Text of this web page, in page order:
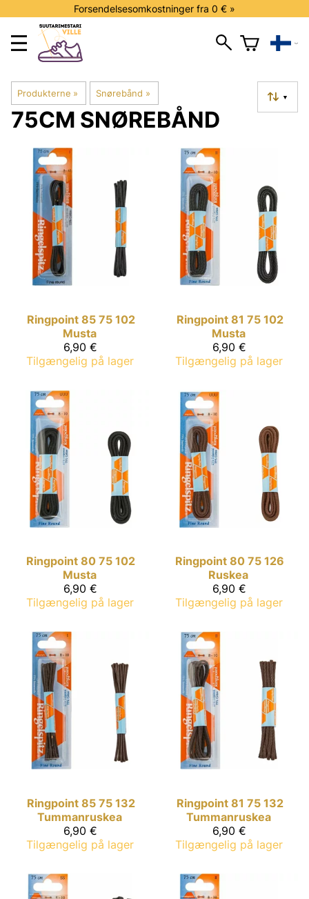
Forsendelsesomkostninger fra 0 € »
Produkterne ‪» Snørebånd ‪» ▼
75CM SNØREBÅND
Ringpoint 85 75 102
Musta
6,90 €
Tilgængelig på lager
Ringpoint 81 75 102
Musta
6,90 €
Tilgængelig på lager
Ringpoint 80 75 102
Musta
6,90 €
Tilgængelig på lager
Ringpoint 80 75 126
Ruskea
6,90 €
Tilgængelig på lager
Ringpoint 85 75 132
Tummanruskea
6,90 €
Tilgængelig på lager
Ringpoint 81 75 132
Tummanruskea
6,90 €
Tilgængelig på lager